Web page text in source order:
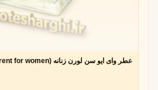
عطر وای ایو سن لورن زنانه (Y Yves Saint Laurent for women)